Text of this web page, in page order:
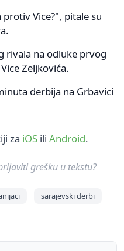
Vice?", pitale su
rivala na odluke prvog
Zeljkovića.
derbija na Grbavici
za iOS ili Android.
grešku u tekstu?
sarajevski derbi